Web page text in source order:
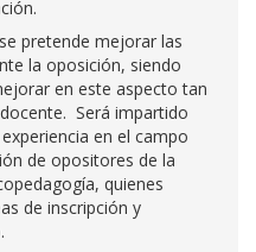
pretende mejorar las
la oposición, siendo
en este aspecto tan
Será impartido
en el campo
de opositores de la
quienes
de inscripción y